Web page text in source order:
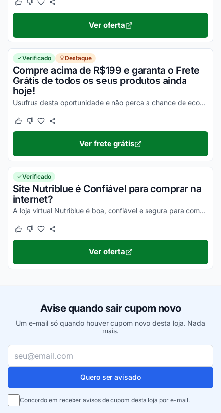
Este cupom funcionou
Este cupom não funcionou
Ver oferta
Verificado Destaque
Compre acima de R$199 e garanta o Frete
Grátis de todos os seus produtos ainda
hoje!
Usufrua desta oportunidade e não perca a chance de economizar na entrega dos seus produtos!
Este cupom funcionou
Este cupom não funcionou
Ver frete grátis
Verificado
Site Nutriblue é Confiável para comprar na
internet?
A loja virtual Nutriblue é boa, confiável e segura para compras online. Pesquise, confira os comentários e constate!
Este cupom funcionou
Este cupom não funcionou
Ver oferta
Avise quando sair cupom novo
Um e-mail só quando houver cupom novo desta loja. Nada
mais.
Quero ser avisado
Concordo em receber avisos de cupom desta loja por e-mail.